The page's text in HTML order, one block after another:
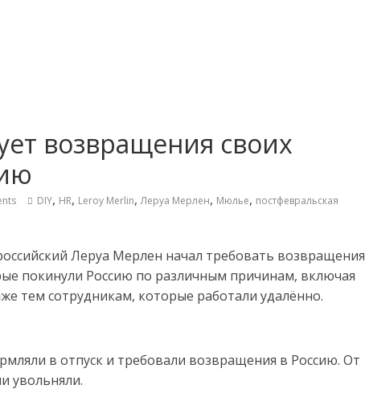
возвращения своих
DIY, HR, Leroy Merlin,Леруа Мерлен, Мюлье, постфевральская
Леруа Мерлен начал требовать возвращения
покинули Россию по различным причинам, включая
тем сотрудникам, которые работали удалённо.
в отпуск и требовали возвращения в Россию. От
увольняли.